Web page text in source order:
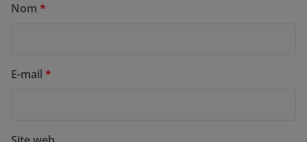
Nom *
E-mail *